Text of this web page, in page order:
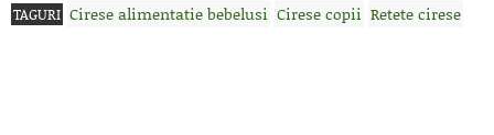
TAGURI Cirese alimentatie bebelusi Cirese copii Retete cirese